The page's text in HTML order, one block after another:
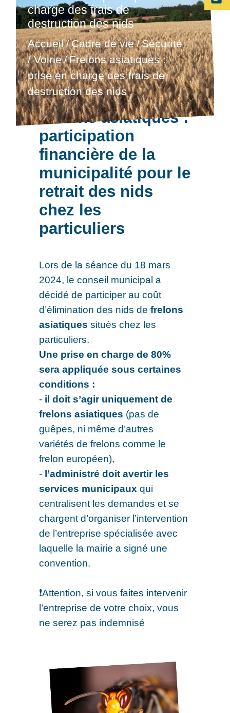
charge des frais de
destruction des nids
Accueil/Cadre de vie/Sécurité
/ Voirie/Frelons asiatiques :
prise en charge des frais de
destruction des nids
Frelons asiatiques :
participation
financière de la
municipalité pour le
retrait des nids
chez les
particuliers
Lors de la séance du 18 mars
2024, le conseil municipal a
décidé de participer au coût
d’élimination des nids de frelons
asiatiques situés chez les
particuliers.
Une prise en charge de 80%
sera appliquée sous certaines
conditions :
- il doit s’agir uniquement de
frelons asiatiques (pas de
guêpes, ni même d’autres
variétés de frelons comme le
frelon européen),
- l’administré doit avertir les
services municipauxqui
centralisent les demandes et se
chargent d’organiser l’intervention
de l’entreprise spécialisée avec
laquelle la mairie a signé une
convention.
❗️Attention, si vous faites intervenir
l’entreprise de votre choix, vous
ne serez pas indemnisé